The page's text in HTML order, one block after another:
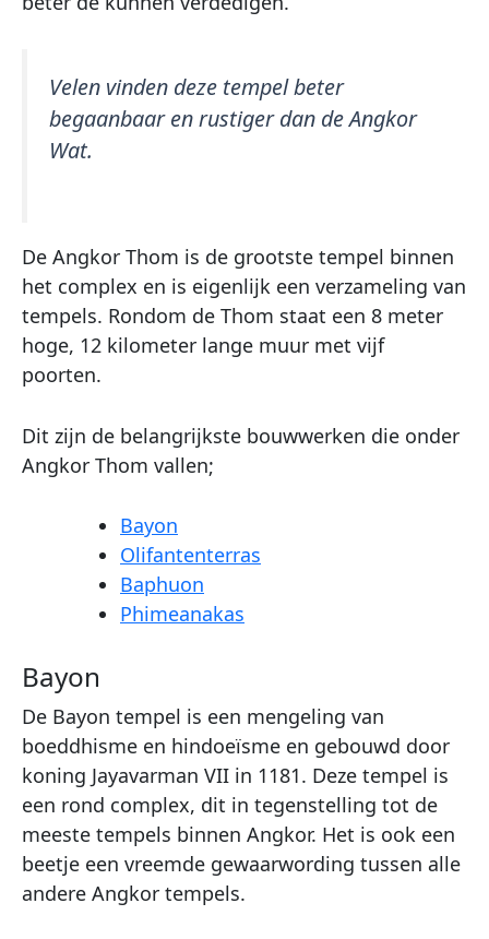
Velen vinden deze tempel beter
begaanbaar en rustiger dan de Angkor
Wat.
De Angkor Thom is de grootste tempel binnen
het complex en is eigenlijk een verzameling van
tempels. Rondom de Thom staat een 8 meter
hoge, 12 kilometer lange muur met vijf
poorten.
Dit zijn de belangrijkste bouwwerken die onder
Angkor Thom vallen;
Bayon
Olifantenterras
Baphuon
Phimeanakas
Bayon
De Bayon tempel is een mengeling van
boeddhisme en hindoeïsme en gebouwd door
koning Jayavarman VII in 1181. Deze tempel is
een rond complex, dit in tegenstelling tot de
meeste tempels binnen Angkor. Het is ook een
beetje een vreemde gewaarwording tussen alle
andere Angkor tempels.